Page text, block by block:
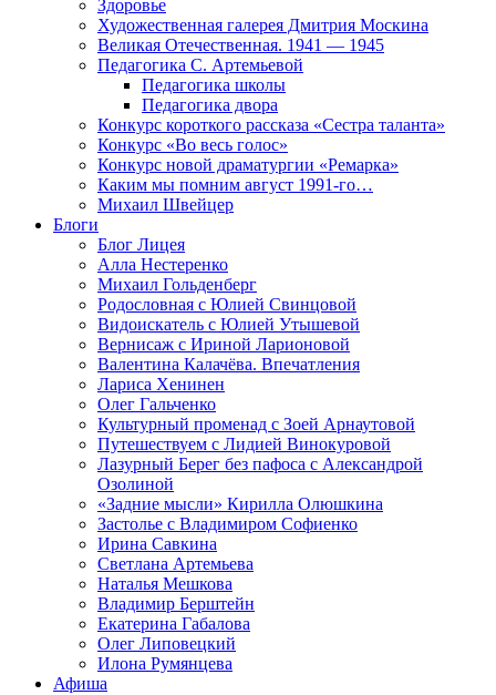
Здоровье
Художественная галерея Дмитрия Москина
Великая Отечественная. 1941 — 1945
Педагогика С. Артемьевой
Педагогика школы
Педагогика двора
Конкурс короткого рассказа «Сестра таланта»
Конкурс «Во весь голос»
Конкурс новой драматургии «Ремарка»
Каким мы помним август 1991-го…
Михаил Швейцер
Блоги
Блог Лицея
Алла Нестеренко
Михаил Гольденберг
Родословная с Юлией Свинцовой
Видоискатель с Юлией Утышевой
Вернисаж с Ириной Ларионовой
Валентина Калачёва. Впечатления
Лариса Хенинен
Олег Гальченко
Культурный променад с Зоей Арнаутовой
Путешествуем с Лидией Винокуровой
Лазурный Берег без пафоса с Александрой
Озолиной
«Задние мысли» Кирилла Олюшкина
Застолье с Владимиром Софиенко
Ирина Савкина
Светлана Артемьева
Наталья Мешкова
Владимир Берштейн
Екатерина Габалова
Олег Липовецкий
Илона Румянцева
Афиша